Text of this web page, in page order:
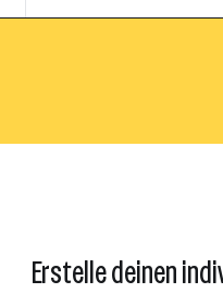
Erstelle deinen